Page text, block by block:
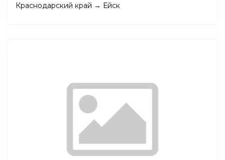
Краснодарский край → Ейск